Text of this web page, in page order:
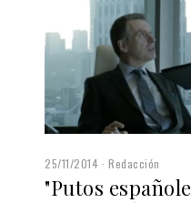
25/11/2014 Redacción
"Putos